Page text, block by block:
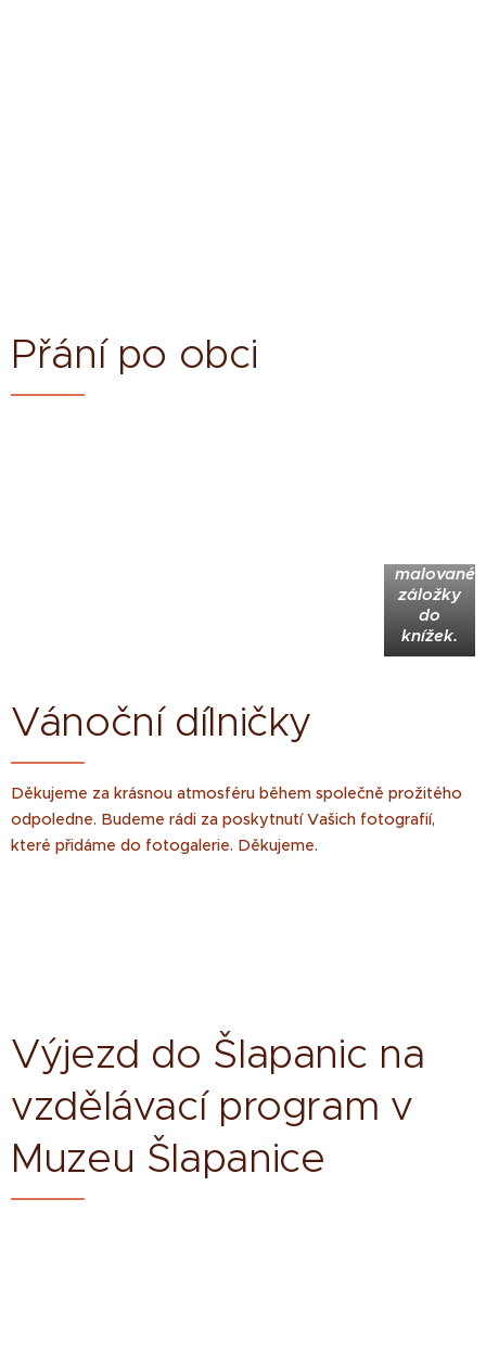
Přání po obci
malované
záložky
do
knížek.
Vánoční dílničky
Děkujeme za krásnou atmosféru během společně prožitého
odpoledne. Budeme rádi za poskytnutí Vašich fotografií,
které přidáme do fotogalerie. Děkujeme.
Výjezd do Šlapanic na
vzdělávací program v
Muzeu Šlapanice